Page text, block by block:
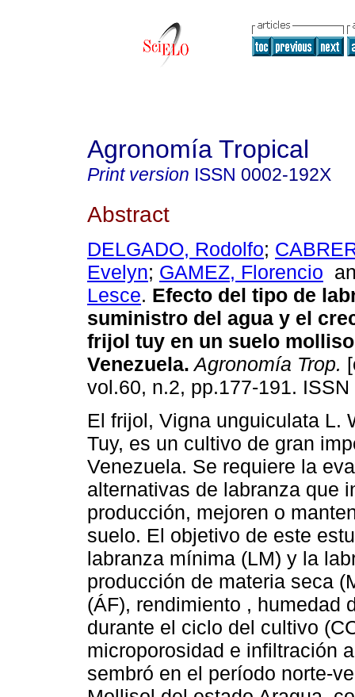
Agronomía Tropical
Print version ISSN 0002-192X
Abstract
DELGADO, Rodolfo;
Evelyn; GAMEZ, Florencio
Lesce. Efecto del tipo de
suministro del agua y el
frijol tuy en un suelo
Venezuela. Agronomía Trop.
vol.60, n.2, pp.177-191.
El frijol, Vigna unguiculata L.
Tuy, es un cultivo de gran
Venezuela. Se requiere la
alternativas de labranza que
producción, mejoren o
suelo. El objetivo de este
labranza mínima (LM) y la
producción de materia seca
(ÁF), rendimiento , humedad
durante el ciclo del cultivo
microporosidad e infiltración
sembró en el período norte-